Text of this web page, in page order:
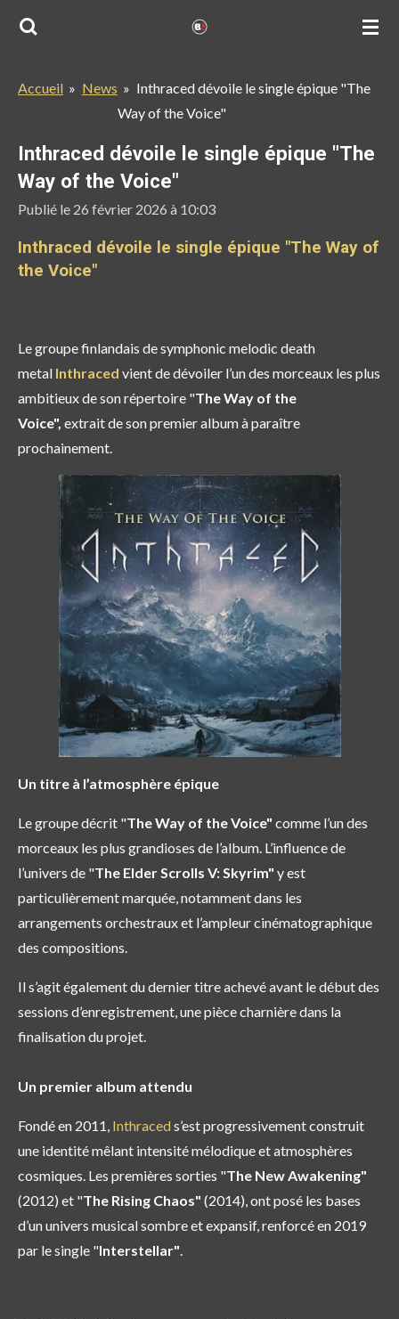
Passer
principal
Accueil » News » Inthraced dévoile le single épique "The
Way of the Voice"
Inthraced dévoile le single épique "The
Way of the Voice"
Publié le 26 février 2026 à 10:03
Inthraced dévoile le single épique "The Way of
the Voice"
Le groupe finlandais desymphonic melodic death
metal Inthraced vient de dévoiler l’un des morceaux les plus
ambitieux de son répertoire "The Way of the
Voice", extrait de son premier album à paraître
prochainement.
Un titre à l’atmosphère épique
Le groupe décrit "The Way of the Voice" comme l’un des
morceaux les plus grandioses de l’album. L’influence de
l’univers de "The Elder Scrolls V: Skyrim" y est
particulièrement marquée, notamment dans les
arrangements orchestraux et l’ampleur cinématographique
des compositions.
Il s’agit également du dernier titre achevé avant le début des
sessions d’enregistrement, une pièce charnière dans la
finalisation du projet.
Un premier album attendu
Fondé en 2011, Inthraced s’est progressivement construit
une identité mêlant intensité mélodique et atmosphères
cosmiques. Les premières sorties "The New Awakening"
(2012) et "The Rising Chaos" (2014), ont posé les bases
d’un univers musical sombre et expansif, renforcé en 2019
par le single "Interstellar".